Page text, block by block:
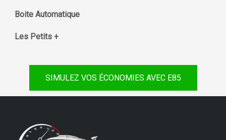
Boite Automatique
Les Petits +
SIMULEZ VOS ÉCONOMIES AVEC E85